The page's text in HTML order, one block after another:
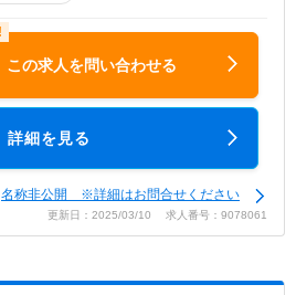
この求人を問い合わせる
詳細を見る
名称非公開 ※詳細はお問合せください
更新日：2025/03/10 求人番号：9078061